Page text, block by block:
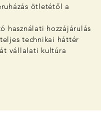
ötletétől a
használati hozzájárulás
teljes technikai háttér
vállalati kultúra